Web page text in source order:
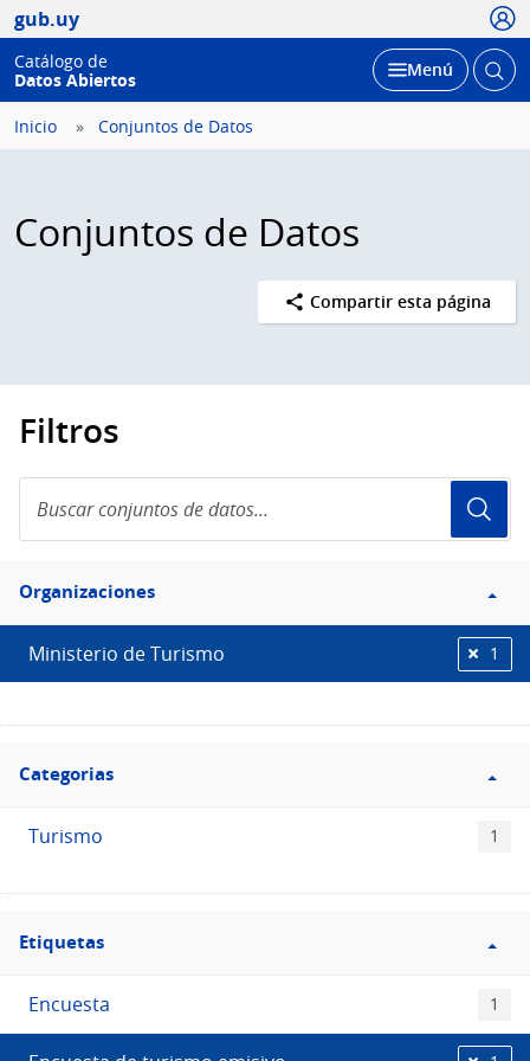
gub.uy
Catálogo de
Datos Abiertos
Desplegar
Menú Abrir
Inicio Conjuntos de Datos
Conjuntos de Datos
Compartir esta página
Filtros
conjuntos
de
Filtro
Organizaciones
Organizaciones
Ministerio de Turismo 1
Filtro
Categorias
Categorias
Turismo 1
Filtro
Etiquetas
Etiquetas
Encuesta 1